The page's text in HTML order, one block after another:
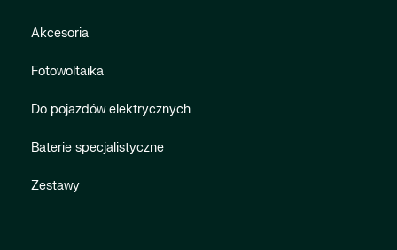
Akcesoria
Fotowoltaika
Do pojazdów elektrycznych
Baterie specjalistyczne
Zestawy